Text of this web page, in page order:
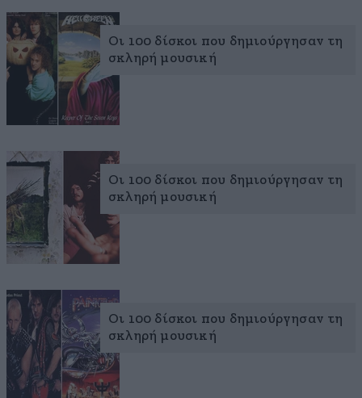
Οι 100 δίσκοι που δημιούργησαν τη
σκληρή μουσική
Οι 100 δίσκοι που δημιούργησαν τη
σκληρή μουσική
Οι 100 δίσκοι που δημιούργησαν τη
σκληρή μουσική